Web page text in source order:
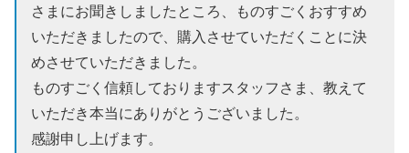
さまにお聞きしましたところ、ものすごくおすすめ
いただきましたので、購入させていただくことに決
めさせていただきました。
ものすごく信頼しておりますスタッフさま、教えて
いただき本当にありがとうございました。
感謝申し上げます。